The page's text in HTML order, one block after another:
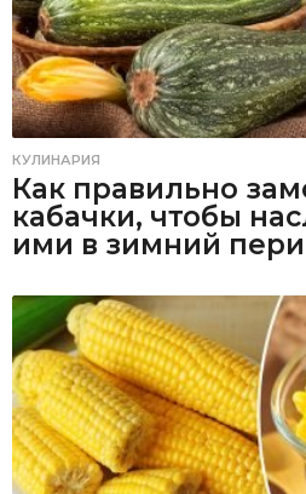
КУЛИНАРИЯ
Как правильно
кабачки, чтобы
ими в зимний